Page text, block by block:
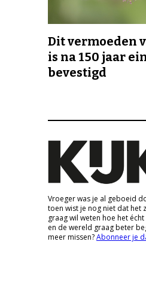
Dit vermoeden
is na 150 jaar
bevestigd
Vroeger was je al geboeid
toen wist je nog niet dat het
graag wil weten hoe het
en de wereld graag beter
meer missen?Abonneer je